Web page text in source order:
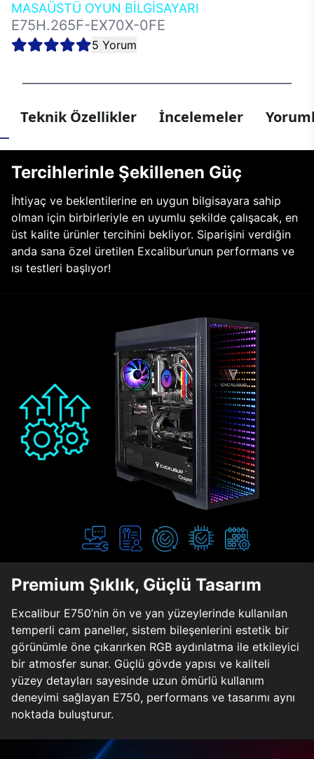
MASAÜSTÜ OYUN BİLGİSAYARI
E75H.265F-EX70X-0FE
5 Yorum
Teknik Özellikler İncelemeler
Tercihlerinle Şekillenen Güç
İhtiyaç ve beklentilerine en uygun bilgisayara sahip
olman için birbirleriyle en uyumlu şekilde çalışacak, en
üst kalite ürünler tercihini bekliyor. Siparişini verdiğin
anda sana özel üretilen Excalibur’unun performans ve
ısı testleri başlıyor!
Premium Şıklık, Güçlü Tasarım
Excalibur E750’nin ön ve yan yüzeylerinde kullanılan
temperli cam paneller, sistem bileşenlerini estetik bir
görünümle öne çıkarırken RGB aydınlatma ile etkileyici
bir atmosfer sunar. Güçlü gövde yapısı ve kaliteli
yüzey detayları sayesinde uzun ömürlü kullanım
deneyimi sağlayan E750, performans ve tasarımı aynı
noktada buluşturur.